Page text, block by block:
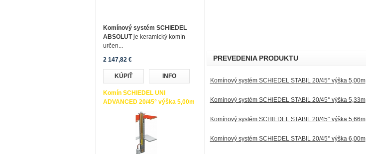
Komínový systém SCHIEDEL
ABSOLUTje keramický komín
určen...
2 147,82 €
KÚPIŤ INFO
Komín SCHIEDEL UNI
ADVANCED 20/45° výška 5,00m
PREVEDENIA PRODUKTU
Komínový systém SCHIEDEL STABIL 20/45° výška 5,00m
Komínový systém SCHIEDEL STABIL 20/45° výška 5,33m
Komínový systém SCHIEDEL STABIL 20/45° výška 5,66m
Komínový systém SCHIEDEL STABIL 20/45° výška 6,00m